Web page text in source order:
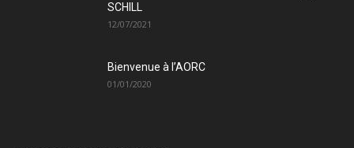
SCHILL
12/07/2021
Bienvenue à l’AORC
01/01/2020